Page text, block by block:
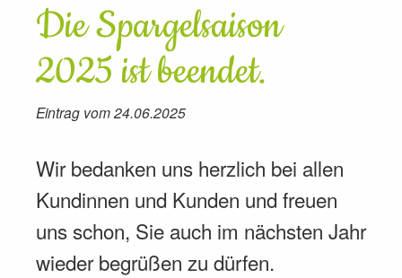
Die Spargelsaison
2025 ist beendet.
Eintrag vom 24.06.2025
Wir bedanken uns herzlich bei allen
Kundinnen und Kunden und freuen
uns schon, Sie auch im nächsten Jahr
wieder begrüßen zu dürfen.